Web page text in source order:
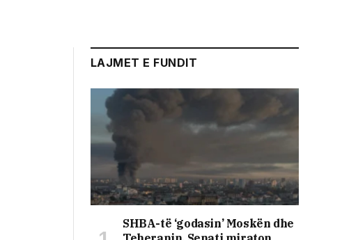
LAJMET E FUNDIT
SHBA-të ‘godasin’ Moskën dhe